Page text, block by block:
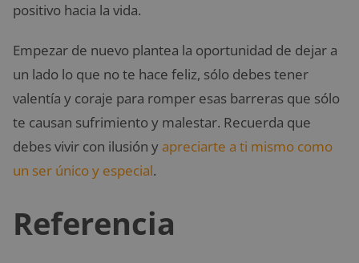
positivo hacia la vida.
Empezar de nuevo plantea la oportunidad de dejar a
un lado lo que no te hace feliz, sólo debes tener
valentía y coraje para romper esas barreras que sólo
te causan sufrimiento y malestar. Recuerda que
debes vivir con ilusión yapreciarte a ti mismo como
un ser único y especial.
Referencia